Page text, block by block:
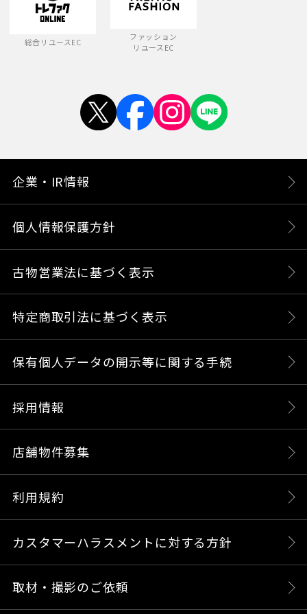
総合リユースEC
ファッション
リユースEC
企業・IR情報
個人情報保護方針
古物営業法に基づく表示
特定商取引法に基づく表示
保有個人データの開示等に関する手続
採用情報
店舗物件募集
利用規約
カスタマーハラスメントに対する方針
取材・撮影のご依頼